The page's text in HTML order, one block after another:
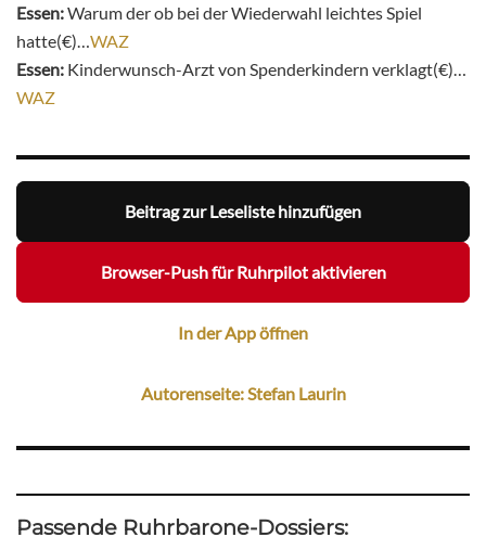
Essen:Warum der ob bei der Wiederwahl leichtes Spiel
hatte(€)… WAZ
Essen: Kinderwunsch-Arzt von Spenderkindern verklagt(€)…
WAZ
Beitrag zur Leseliste hinzufügen
Browser-Push für Ruhrpilot aktivieren
In der App öffnen
Autorenseite: Stefan Laurin
Passende Ruhrbarone-Dossiers: